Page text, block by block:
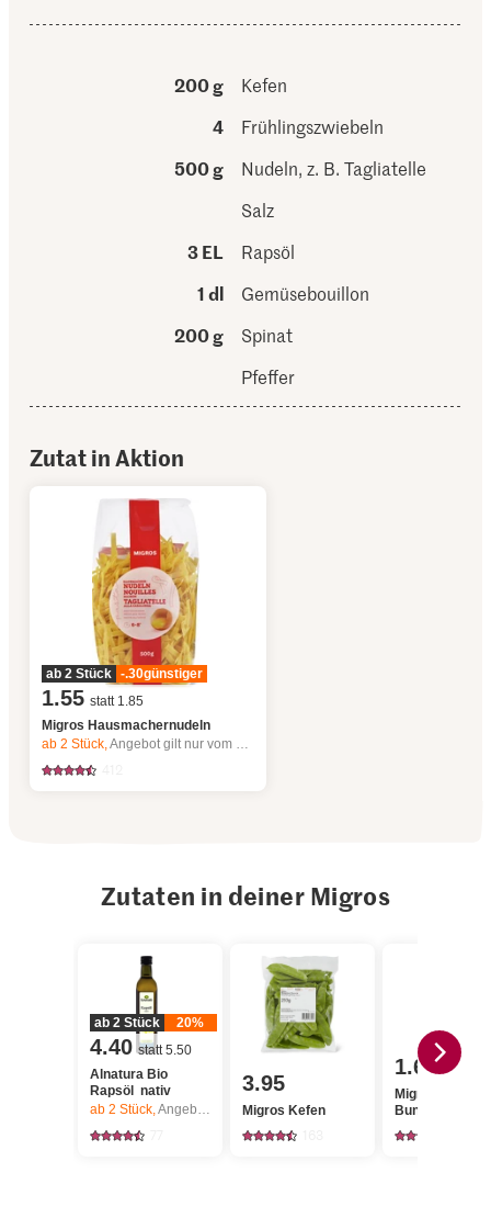
200 g
Kefen
4
Frühlingszwiebeln
500 g
Nudeln, z. B. Tagliatelle
Salz
3 EL
Rapsöl
1 dl
Gemüsebouillon
200 g
Spinat
Pfeffer
Zutat in Aktion
ab 2 Stück -.30günstiger
1.55 statt 1.85
Migros Hausmachernudeln
ab 2Stück,Angebot gilt nur vom 6.8. bis 12.8.2026, solange Vorrat.
Zutaten in deiner Migros
ab 2 Stück 20%
4.40 statt 5.50
Alnatura Bio
Rapsöl nativ
ab 2 Stück,Angebot gilt nur vom 6.8. bis 12.8.2026, solange Vorrat.
3.95
Migros Kefen
1.60
Migros
Bundzwiebeln